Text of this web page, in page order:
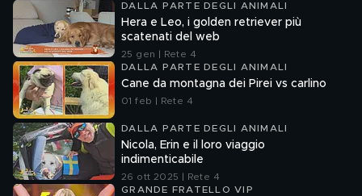
DALLA PARTE DEGLI ANIMALI
Hera e Leo, i golden retriever più
scatenati del web
25 gen | Rete 4
DALLA PARTE DEGLI ANIMALI
Cane da montagna dei Pirei vs carlino
01 feb | Rete 4
DALLA PARTE DEGLI ANIMALI
Nicola, Erin e il loro viaggio
indimenticabile
26 ott 2025 | Rete 4
GRANDE FRATELLO VIP